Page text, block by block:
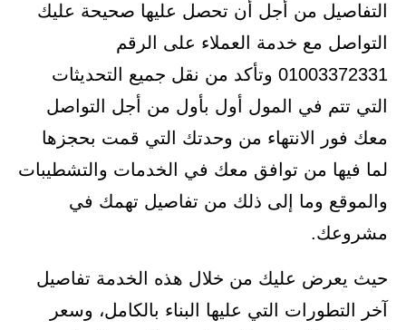
التفاصيل من أجل أن تحصل عليها صحيحة عليك
التواصل مع خدمة العملاء على الرقم
01003372331 وتأكد من نقل جميع التحديثات
التي تتم في المول أول بأول من أجل التواصل
معك فور الانتهاء من وحدتك التي قمت بحجزها
لما فيها من توافق معك في الخدمات والتشطيبات
والموقع وما إلى ذلك من تفاصيل تهمك في
مشروعك.
حيث يعرض عليك من خلال هذه الخدمة تفاصيل
آخر التطورات التي عليها البناء بالكامل، وسعر